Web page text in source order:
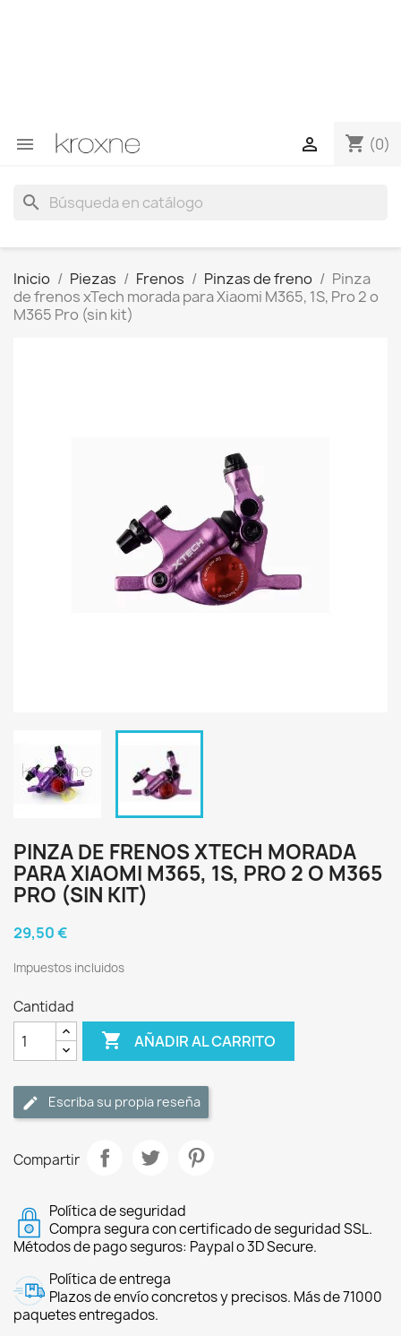
 shopping_cart (0)

search
Inicio Piezas Frenos Pinzas de freno
Pinza
de frenos xTech morada para Xiaomi M365, 1S, Pro 2 o
M365 Pro (sin kit)
PINZA DE FRENOS XTECH MORADA
PARA XIAOMI M365, 1S, PRO 2 O M365
PRO (SIN KIT)
29,50 €
Impuestos incluidos
Cantidad
 AÑADIR AL CARRITO
Escriba su propia reseña
Compartir
Política de seguridad
Compra segura con certificado de seguridad SSL.
Métodos de pago seguros: Paypal o 3D Secure.
Política de entrega
Plazos de envío concretos y precisos. Más de 71000
paquetes entregados.